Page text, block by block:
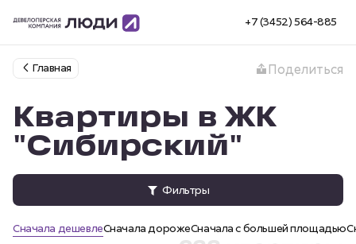
+7 (3452) 564-885
Главная Поделиться
Квартиры в ЖК
"Сибирский"
Фильтры
Сначала дешевлеСначала дорожеСначала с большей площадью